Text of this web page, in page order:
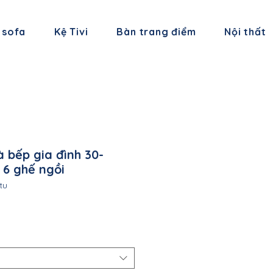
sofa Kệ Tivi Bàn trang điểm Nội thất
bếp gia đình 30-
ghế ngồi